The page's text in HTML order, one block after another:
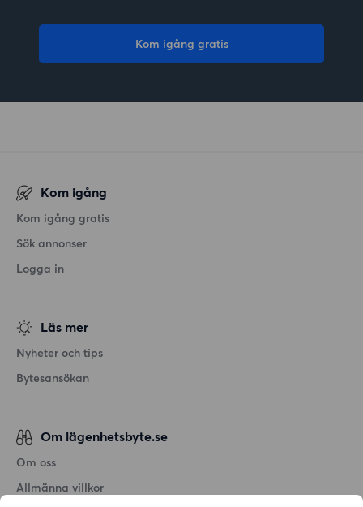
Kom igång gratis
Kom igång
Kom igång gratis
Sök annonser
Logga in
Läs mer
Nyheter och tips
Bytesansökan
Om lägenhetsbyte.se
Om oss
Allmänna villkor